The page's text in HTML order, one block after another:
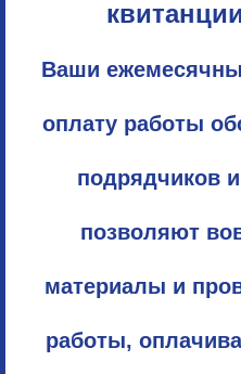
Ваши
оплату работы
подрядчиков
позволяют
материалы и
работы,